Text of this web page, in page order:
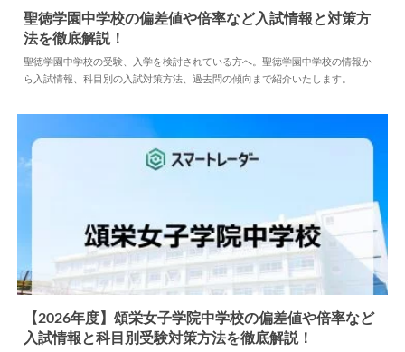
中学情報 2024.04.02
聖徳学園中学校の偏差値や倍率など入試情報と対策方
法を徹底解説！
聖徳学園中学校の受験、入学を検討されている方へ。聖徳学園中学校の情報か
ら入試情報、科目別の入試対策方法、過去問の傾向まで紹介いたします。
【2026年度】頌栄女子学院中学校の偏差値や倍率など
入試情報と科目別受験対策方法を徹底解説！